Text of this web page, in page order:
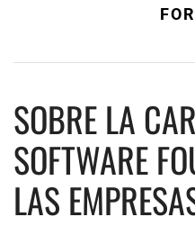
SOBRE LA
SOFTWARE
LAS